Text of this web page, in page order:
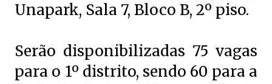
Unapark, Sala 7, Bloco B, 2º piso.
Serão disponibilizadas 75 vagas
para o 1º distrito, sendo 60 para a